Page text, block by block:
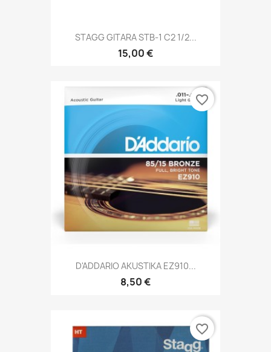
STAGG GITARA STB-1 C2 1/2...
15,00 €
D'ADDARIO AKUSTIKA EZ910...
8,50 €
favorite_border
favorite_border